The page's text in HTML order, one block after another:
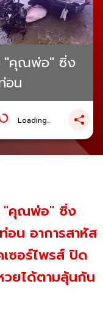
"คุณพ่อ" ซิ่ง
อน
Loading...
"คุณพ่อ" ซิ่ง
อน อาการสาหัส
ซอร์ไพรส์ ปิด
วยได้ตามลุ้นกัน